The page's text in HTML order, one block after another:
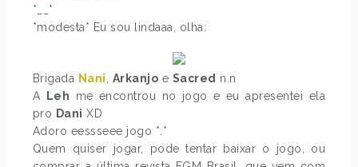
*__*
*modesta* Eu sou lindaaa, olha:
Brigada Nani Arkanjo e Sacred n.n
A
Leh me encontrou no jogo e eu apresentei ela
pro Dani XD
Adoro eessseee jogo *.*
Quem quiser jogar, pode tentar baixar o jogo, ou
RAGNAROK E DOLLS NO
ESTADÃO